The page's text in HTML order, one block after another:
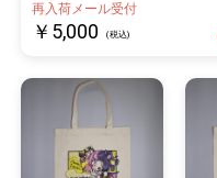
再入荷メール受付
￥5,000 (税込)